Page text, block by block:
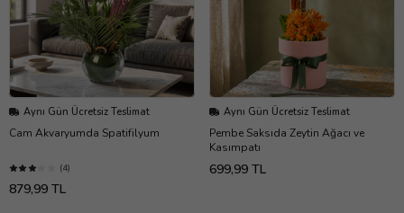
Aynı Gün Ücretsiz Teslimat
Cam Akvaryumda Spatifilyum
(4)
879,99 TL
Aynı Gün Ücretsiz Teslimat
Pembe Saksıda Zeytin Ağacı ve
Kasımpatı
699,99 TL